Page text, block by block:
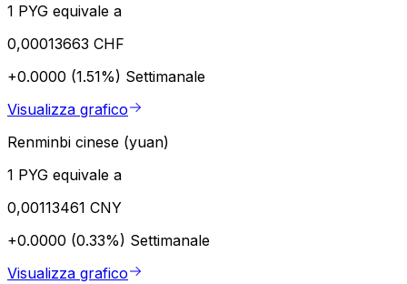
1 PYG equivale a
0,00013663 CHF
+0.0000 (1.51%) Settimanale
Visualizza grafico
Renminbi cinese (yuan)
1 PYG equivale a
0,00113461 CNY
+0.0000 (0.33%) Settimanale
Visualizza grafico